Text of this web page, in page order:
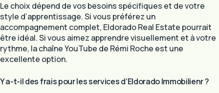
Le choix dépend de vos besoins spécifiques et de votre
style d’apprentissage. Si vous préférez un
accompagnement complet, Eldorado Real Estate pourrait
être idéal. Si vous aimez apprendre visuellement et à votre
rythme, la chaîne YouTube de Rémi Roche est une
excellente option.
Y a-t-il des frais pour les services d’Eldorado Immobilienr ?